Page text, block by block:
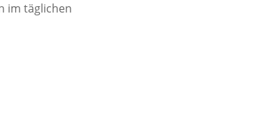
im täglichen